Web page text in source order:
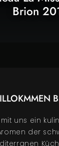
Brion
uns ein
der